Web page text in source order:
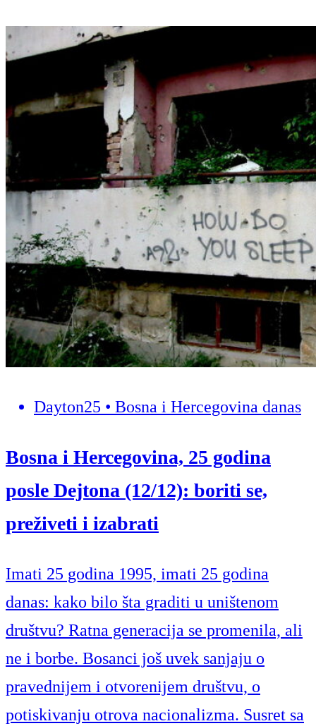
Dayton25 • Bosna i Hercegovina danas
Bosna i Hercegovina, 25 godina
posle Dejtona (12/12): boriti se,
preživeti i izabrati
Imati 25 godina 1995, imati 25 godina
danas: kako bilo šta graditi u uništenom
društvu? Ratna generacija se promenila, ali
ne i borbe. Bosanci još uvek sanjaju o
pravednijem i otvorenijem društvu, o
potiskivanju otrova nacionalizma. Susret sa